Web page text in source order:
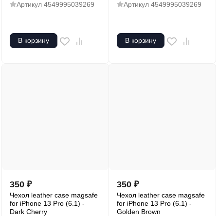
Артикул 4549995039269
В корзину
Артикул 4549995039269
В корзину
350 ₽
Чехол leather case magsafe
for iPhone 13 Pro (6.1) -
Dark Cherry
350 ₽
Чехол leather case magsafe
for iPhone 13 Pro (6.1) -
Golden Brown